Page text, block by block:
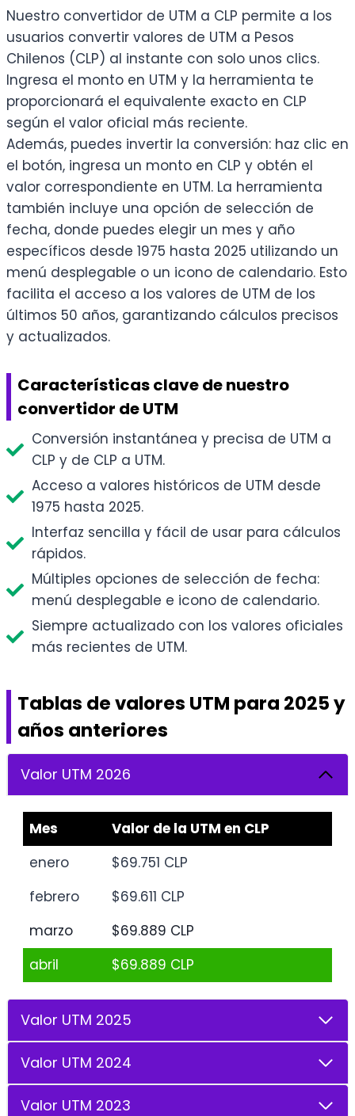
Nuestro convertidor de UTM a CLP permite a los
usuarios convertir valores de UTM a Pesos
Chilenos (CLP) al instante con solo unos clics.
Ingresa el monto en UTM y la herramienta te
proporcionará el equivalente exacto en CLP
según el valor oficial más reciente.
Además, puedes invertir la conversión: haz clic en
el botón, ingresa un monto en CLP y obtén el
valor correspondiente en UTM. La herramienta
también incluye una opción de selección de
fecha, donde puedes elegir un mes y año
específicos desde 1975 hasta 2025 utilizando un
menú desplegable o un icono de calendario. Esto
facilita el acceso a los valores de UTM de los
últimos 50 años, garantizando cálculos precisos
y actualizados.
Características clave de nuestro
convertidor de UTM
Conversión instantánea y precisa de UTM a
CLP y de CLP a UTM.
Acceso a valores históricos de UTM desde
1975 hasta 2025.
Interfaz sencilla y fácil de usar para cálculos
rápidos.
Múltiples opciones de selección de fecha:
menú desplegable e icono de calendario.
Siempre actualizado con los valores oficiales
más recientes de UTM.
Tablas de valores UTM para 2025 y
años anteriores
Valor UTM 2026
Mes
Valor de la UTM en CLP
enero
$69.751 CLP
febrero
$69.611 CLP
marzo
$69.889 CLP
abril
$69.889 CLP
Valor UTM 2025
Valor UTM 2024
Valor UTM 2023